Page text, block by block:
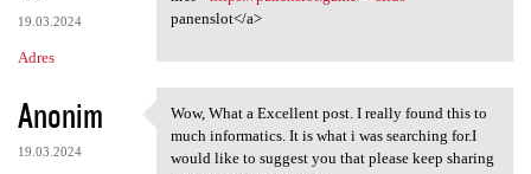
19.03.2024
Adres
panenslot</a>
Anonim
19.03.2024
Wow, What a Excellent post. I
Wow, What a Excellent post. I really found this to
much informatics. It is what i was searching for.I
would like to suggest you that please keep sharing